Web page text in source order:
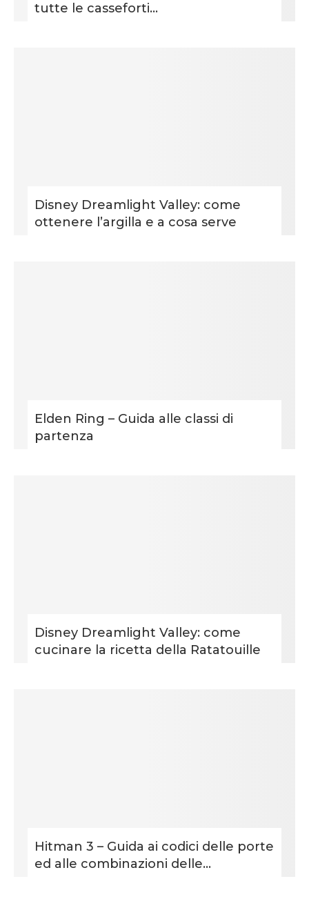
tutte le casseforti...
Disney Dreamlight Valley: come
ottenere l’argilla e a cosa serve
Elden Ring – Guida alle classi di
partenza
Disney Dreamlight Valley: come
cucinare la ricetta della Ratatouille
Hitman 3 – Guida ai codici delle porte
ed alle combinazioni delle...